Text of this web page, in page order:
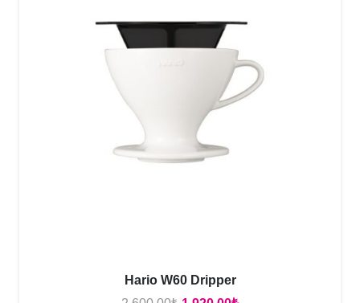
Hario W60 Dripper